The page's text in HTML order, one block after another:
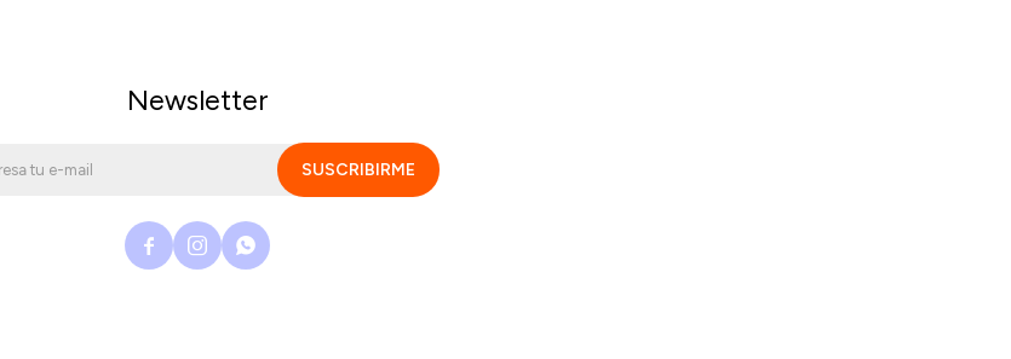
Newsletter
SUSCRIBIRME
  